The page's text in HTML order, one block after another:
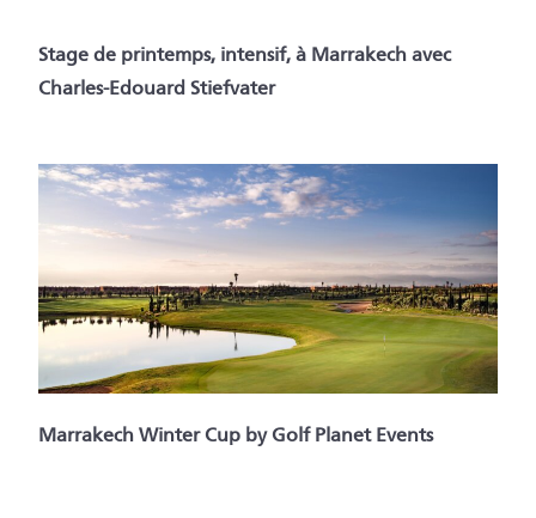
Stage de printemps, intensif, à Marrakech avec
Charles-Edouard Stiefvater
Marrakech Winter Cup by Golf Planet Events